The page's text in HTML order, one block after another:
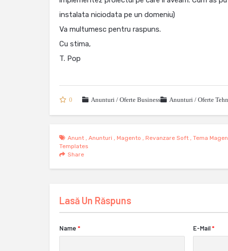
instalata niciodata pe un domeniu)
Va multumesc pentru raspuns.
Cu stima,
T. Pop
0 Anunturi / Oferte Business Anunturi / Oferte
Anunt , Anunturi , Magento , Revanzare Soft , Tema
Templates
Share
Lasă Un Răspuns
Name * E-Mail *